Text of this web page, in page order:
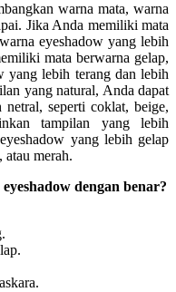
warna mata, warna
Jika Anda memiliki mata
eyeshadow yang lebih
mata berwarna gelap,
yang lebih terang dan lebih
yang natural, Anda dapat
seperti coklat, beige,
tampilan yang lebih
yang lebih gelap
merah.
dengan benar?